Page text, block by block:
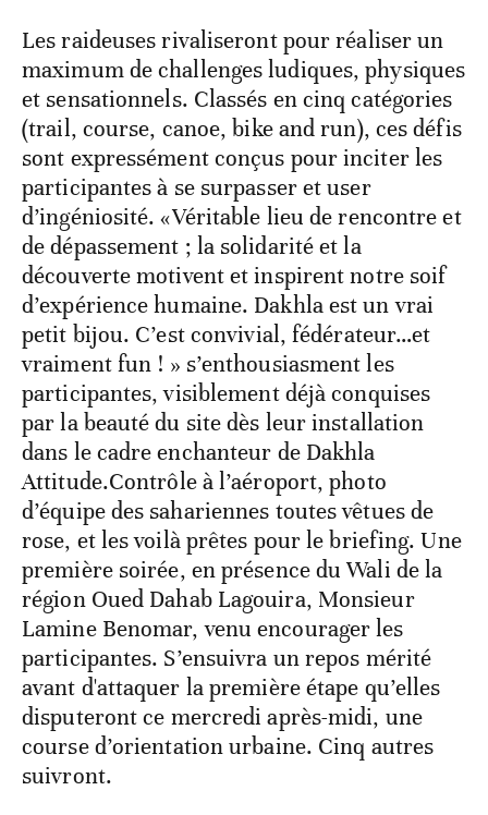
Les raideuses rivaliseront pour réaliser un
maximum de challenges ludiques, physiques
et sensationnels. Classés en cinq catégories
(trail, course, canoe, bike and run), ces défis
sont expressément conçus pour inciter les
participantes à se surpasser et user
d’ingéniosité. «Véritable lieu de rencontre et
de dépassement ; la solidarité et la
découverte motivent et inspirent notre soif
d’expérience humaine. Dakhla est un vrai
petit bijou. C’est convivial, fédérateur…et
vraiment fun ! » s’enthousiasment les
participantes, visiblement déjà conquises
par la beauté du site dès leur installation
dans le cadre enchanteur de Dakhla
Attitude.Contrôle à l’aéroport, photo
d’équipe des sahariennes toutes vêtues de
rose, et les voilà prêtes pour le briefing. Une
première soirée, en présence du Wali de la
région Oued Dahab Lagouira, Monsieur
Lamine Benomar, venu encourager les
participantes. S’ensuivra un repos mérité
avant d'attaquer la première étape qu’elles
disputeront ce mercredi après-midi, une
course d’orientation urbaine. Cinq autres
suivront.